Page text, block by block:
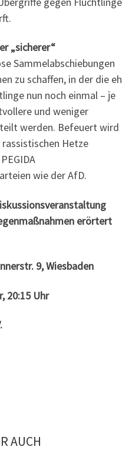
„sicherer“
Sammelabschiebungen
zu schaffen, in der die eh
nun noch einmal – je
und weniger
werden. Befeuert wird
Hetze
wie der AfD.
erörtert
9, Wiesbaden
20:15 Uhr
AUCH